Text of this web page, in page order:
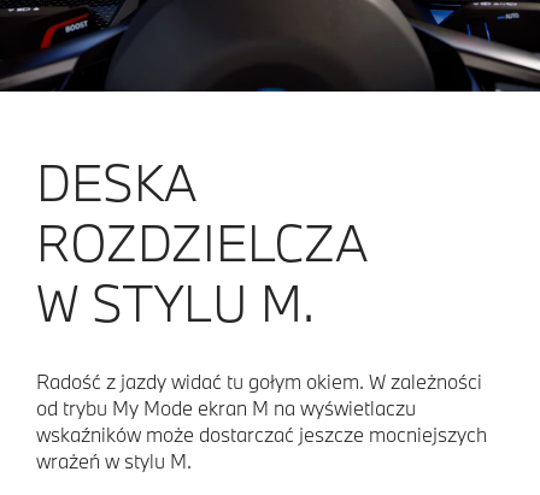
DESKA
ROZDZIELCZA
W STYLU M.
Radość z jazdy widać tu gołym okiem. W zależności
od trybu My Mode ekran M na wyświetlaczu
wskaźników może dostarczać jeszcze mocniejszych
wrażeń w stylu M.